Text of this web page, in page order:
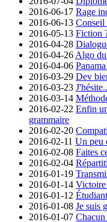
2016-06-17 Rage
2016-06-13 Conseil
2016-05-13 Fiction
2016-04-28
2016-04-26 Algo
2016-04-06
2016-03-29 Dev
2016-03-23
2016-03-14
2016-02-22 Enfin
grammaire
2016-02-20
2016-02-11 Un peu
2016-02-08 Faites
2016-02-04
2016-01-19
2016-01-14 Victoire
2016-01-12
2016-01-08 Je suis
2016-01-07 Chacun